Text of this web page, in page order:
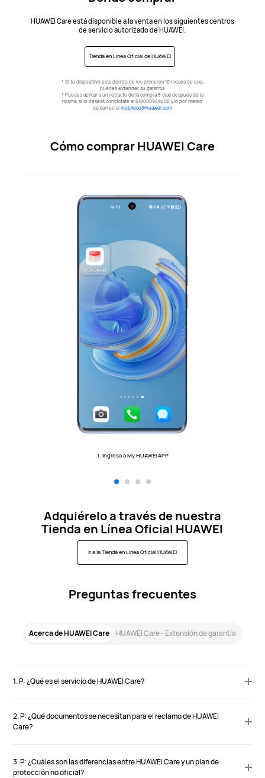
HUAWEI Care está disponible a la venta en los siguientes centros
de servicio autorizado de HUAWEI.
Tienda en Línea Oficial de HUAWEI
* Si tu dispositivo esta dentro de los primeros 10 meses de uso,
puedes extender su garantía
* Puedes aplicar a un retracto de la compra 5 días después de la
misma, si lo deseas contáctate al 018000949400 y/o por medio
de correo al mobileco@huawei.com
Cómo comprar HUAWEI Care
1. Ingresa a My HUAWEI APP
Adquiérelo a través de nuestra
Tienda en Línea Oficial HUAWEI
Ir a la Tienda en Línea Oficial HUAWEI
Preguntas frecuentes
Acerca de HUAWEI Care HUAWEI Care - Extensión de garantía
1. P: ¿Qué es el servicio de HUAWEI Care?
2. P: ¿Qué documentos se necesitan para el reclamo de HUAWEI
Care?
3. P: ¿Cuáles son las diferencias entre HUAWEI Care y un plan de
protección no oficial?